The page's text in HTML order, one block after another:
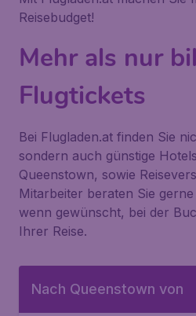
Reisebudget!
Mehr als nur
Flugtickets
Bei Flugladen.at finden Sie
sondern auch günstige
Queenstown, sowie
Mitarbeiter beraten Sie
wenn gewünscht, bei der
Ihrer Reise.
Nach Queenstown von